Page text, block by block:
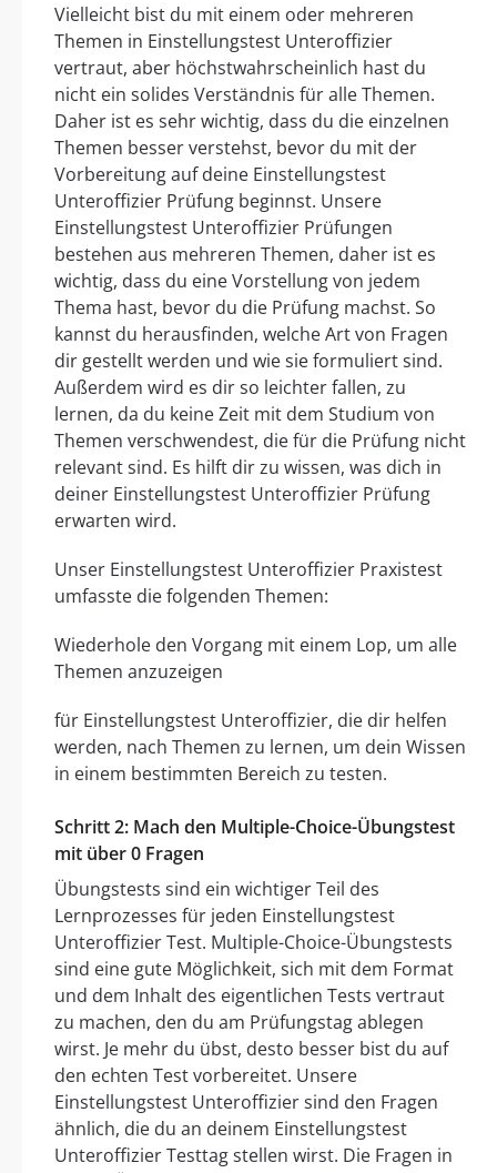
Vielleicht bist du mit einem oder mehreren
Themen in Einstellungstest Unteroffizier
vertraut, aber höchstwahrscheinlich hast du
nicht ein solides Verständnis für alle Themen.
Daher ist es sehr wichtig, dass du die einzelnen
Themen besser verstehst, bevor du mit der
Vorbereitung auf deine Einstellungstest
Unteroffizier Prüfung beginnst. Unsere
Einstellungstest Unteroffizier Prüfungen
bestehen aus mehreren Themen, daher ist es
wichtig, dass du eine Vorstellung von jedem
Thema hast, bevor du die Prüfung machst. So
kannst du herausfinden, welche Art von Fragen
dir gestellt werden und wie sie formuliert sind.
Außerdem wird es dir so leichter fallen, zu
lernen, da du keine Zeit mit dem Studium von
Themen verschwendest, die für die Prüfung nicht
relevant sind. Es hilft dir zu wissen, was dich in
deiner Einstellungstest Unteroffizier Prüfung
erwarten wird.
Unser Einstellungstest Unteroffizier Praxistest
umfasste die folgenden Themen:
Wiederhole den Vorgang mit einem Lop, um alle
Themen anzuzeigen
für Einstellungstest Unteroffizier, die dir helfen
werden, nach Themen zu lernen, um dein Wissen
in einem bestimmten Bereich zu testen.
Schritt 2: Mach den Multiple-Choice-Übungstest
mit über 0 Fragen
Übungstests sind ein wichtiger Teil des
Lernprozesses für jeden Einstellungstest
Unteroffizier Test. Multiple-Choice-Übungstests
sind eine gute Möglichkeit, sich mit dem Format
und dem Inhalt des eigentlichen Tests vertraut
zu machen, den du am Prüfungstag ablegen
wirst. Je mehr du übst, desto besser bist du auf
den echten Test vorbereitet. Unsere
Einstellungstest Unteroffizier sind den Fragen
ähnlich, die du an deinem Einstellungstest
Unteroffizier Testtag stellen wirst. Die Fragen in